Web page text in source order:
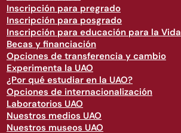
Inscripción para pregrado
Inscripción para posgrado
Inscripción para educación para la Vida
Becas y financiación
Opciones de transferencia y cambio
Experimenta la UAO
¿Por qué estudiar en la UAO?
Opciones de internacionalización
Laboratorios UAO
Nuestros medios UAO
Nuestros museos UAO